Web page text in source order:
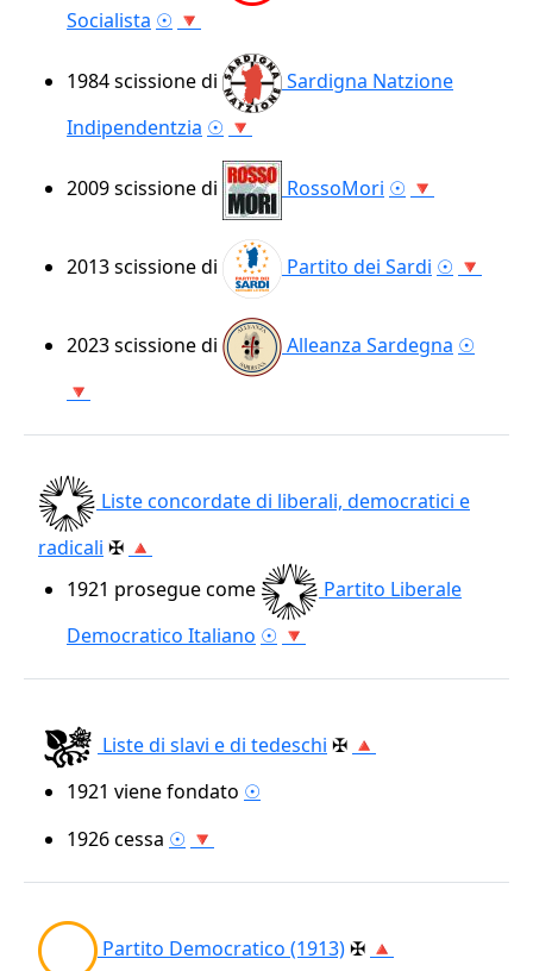
Socialista ☉ 🔻
1984scissione di
Sardigna Natzione
Indipendentzia ☉ 🔻
2009scissione di RossoMori ☉ 🔻
2013scissione di Partito dei Sardi ☉ 🔻
2023scissione di Alleanza Sardegna ☉
🔻
Liste concordate di liberali, democratici e
radicali ✠ 🔺
1921 prosegue come
Partito Liberale
Democratico Italiano ☉ 🔻
Liste di slavi e di tedeschi ✠ 🔺
1921 viene fondato ☉
1926cessa ☉ 🔻
Partito Democratico (1913)✠ 🔺